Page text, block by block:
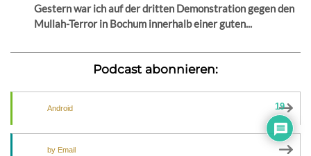
Gestern war ich auf der dritten Demonstration gegen den
Mullah-Terror in Bochum innerhalb einer guten...
Podcast abonnieren:
Android
by Email
19